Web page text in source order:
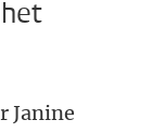
Janine